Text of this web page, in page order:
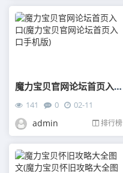
魔力宝贝官网论坛首页入口(魔力宝贝官网论坛首页入口手机版)
141 0 02-11
admin 排行榜